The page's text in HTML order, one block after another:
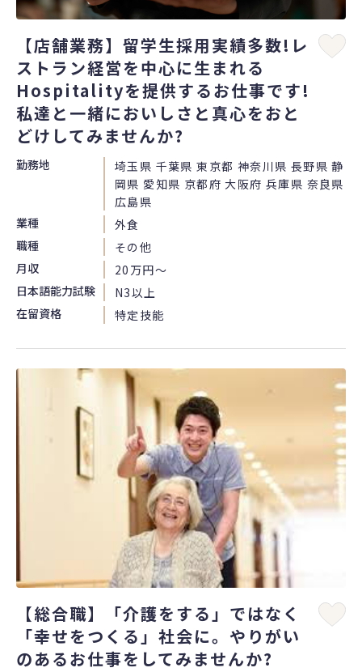
【店舗業務】留学生採用実績多数!レ
ストラン経営を中心に生まれる
Hospitalityを提供するお仕事です!
私達と一緒においしさと真心をおと
どけしてみませんか?
勤務地
埼玉県 千葉県 東京都 神奈川県 長野県 静
岡県 愛知県 京都府 大阪府 兵庫県 奈良県
広島県
業種
外食
職種
その他
月収
20万円〜
日本語能力試験
N3以上
在留資格
特定技能
【総合職】「介護をする」ではなく
「幸せをつくる」社会に。やりがい
のあるお仕事をしてみませんか?